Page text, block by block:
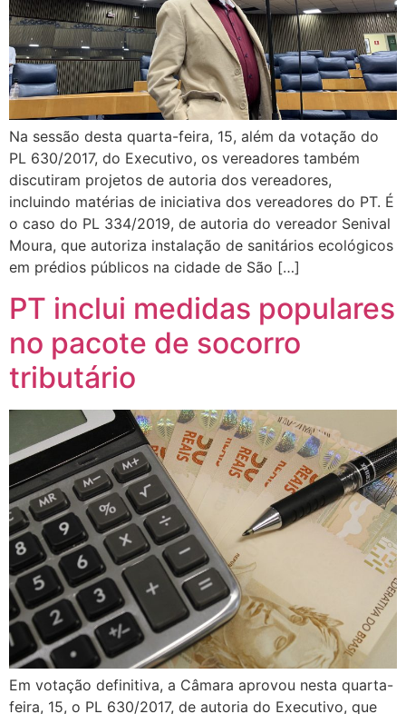
Na sessão desta quarta-feira, 15, além da votação do
PL 630/2017, do Executivo, os vereadores também
discutiram projetos de autoria dos vereadores,
incluindo matérias de iniciativa dos vereadores do PT. É
o caso do PL 334/2019, de autoria do vereador Senival
Moura, que autoriza instalação de sanitários ecológicos
em prédios públicos na cidade de São […]
PT inclui medidas populares
no pacote de socorro
tributário
Em votação definitiva, a Câmara aprovou nesta quarta-
feira, 15, o PL 630/2017, de autoria do Executivo, que